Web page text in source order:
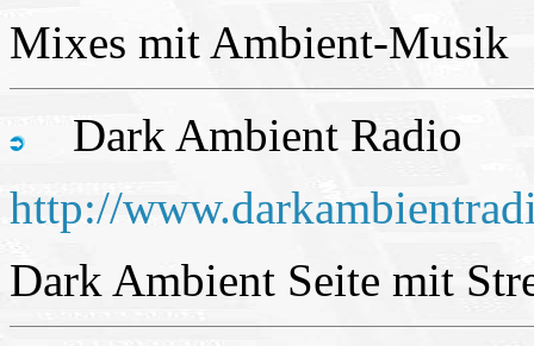
Mixes mit Ambient-Musik
Dark Ambient Radio
http://
Dark Ambient Seite mit